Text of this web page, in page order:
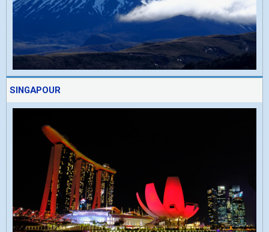
SINGAPOUR